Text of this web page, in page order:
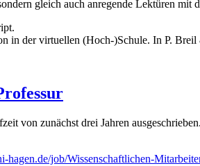
gleich auch anregende Lektüren mit
in der virtuellen (Hoch-)Schule. In P. Breil
von zunächst drei Jahren
hagen.de/job/Wissenschaftlichen-